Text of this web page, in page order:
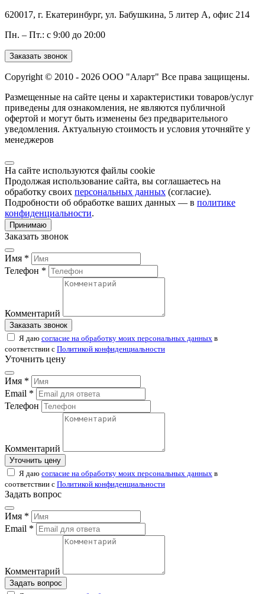
620017, г. Екатеринбург, ул. Бабушкина, 5 литер А, офис 214
Пн. – Пт.: с 9:00 до 20:00
Заказать звонок
Copyright © 2010 - 2026 ООО "Аларт" Все права защищены.
Размещенные на сайте цены и характеристики товаров/услуг
приведены для ознакомления, не являются публичной
офертой и могут быть изменены без предварительного
уведомления. Актуальную стоимость и условия уточняйте у
менеджеров
На сайте используются файлы cookie
Продолжая использование сайта, вы соглашаетесь на
обработку своих персональных данных (согласие).
Подробности об обработке ваших данных — в политике
конфиденциальности.
Принимаю
Заказать звонок
Имя *
Телефон *
Комментарий
Заказать звонок
Я даю согласие на обработку моих персональных данных в
соответствии с Политикой конфиденциальности
Уточнить цену
Имя *
Email *
Телефон
Комментарий
Уточнить цену
Я даю согласие на обработку моих персональных данных в
соответствии с Политикой конфиденциальности
Задать вопрос
Имя *
Email *
Комментарий
Задать вопрос